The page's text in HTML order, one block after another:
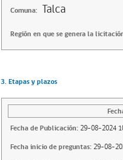
Comuna: Talca
Región en que se genera la
3. Etapas y plazos
Fecha de Publicación: 29-08-2024
Fecha inicio de preguntas: 29-08-